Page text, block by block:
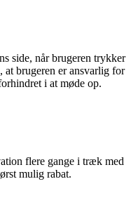
side, når brugeren trykker
brugeren er ansvarlig for
i at møde op.
flere gange i træk med
mulig rabat.